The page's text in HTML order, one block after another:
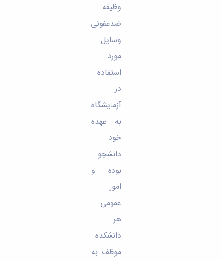
وظیفه
ضدعفونی
وسایل
مورد
استفاده
در
آزمایشگاه
به عهده
خود
دانشجو
بوده و
امور
عمومی
هر
دانشکده
موظف به